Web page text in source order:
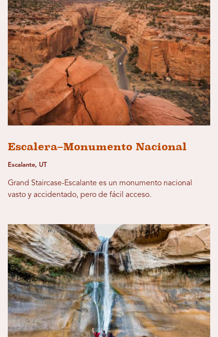
Escalera–Monumento Nacional
Escalante, UT
Grand Staircase-Escalante es un monumento nacional
vasto y accidentado, pero de fácil acceso.